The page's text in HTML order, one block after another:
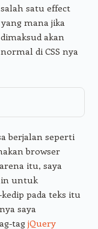
satu effect
mana jika
akan
di CSS nya
berjalan seperti
browser
itu, saya
untuk
pada teks itu
saya
tag jQuery